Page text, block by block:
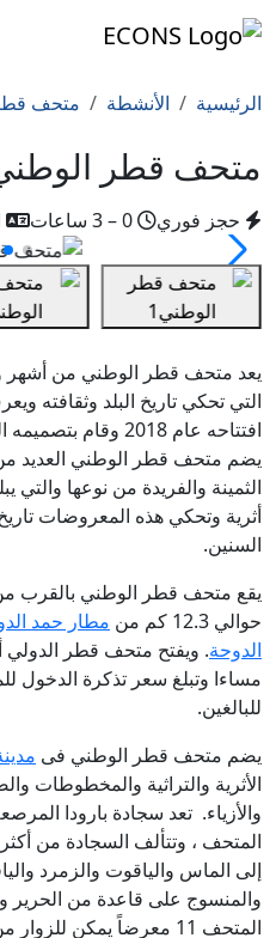
الرئيسية الأنشطة متحف
متحف قطر
حجز فوري
يعد متحف قطر الوطني من أشهر
التي تحكي تاريخ البلد وثقافته
افتتاحه عام 2018
يضم متحف قطر الوطني العديد من
أثرية وتحكي هذه المعروضات
السنين.
يقع متحف قطر الوطني بالقرب
حوالي 12.3 كم من
مطار حمد
الدوحة
للبالغين.
يضم متحف قطر الوطني فى
الأثرية والتراثية والمخطوطات
والأزياء. تعد سجادة بارودا
إلى الماس والياقوت والزمرد
والمنسوج على قاعدة من الحرير
المتحف 11 معرضاً يمكن للزوار من خلالها استكشاف ثقافة